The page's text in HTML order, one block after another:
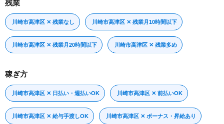
残業
川崎市高津区 ✕ 残業なし 川崎市高津区 ✕ 残業月10時間以下
川崎市高津区 ✕ 残業月20時間以下 川崎市高津区 ✕ 残業多め
稼ぎ方
川崎市高津区 ✕ 日払い・週払いOK 川崎市高津区 ✕ 前払いOK
川崎市高津区 ✕ 給与手渡しOK 川崎市高津区 ✕ ボーナス・昇給あり